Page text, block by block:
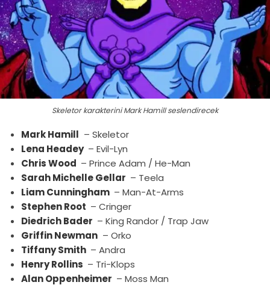
Skeletor karakterini Mark Hamill seslendirecek
Mark Hamill – Skeletor
Lena Headey – Evil-Lyn
Chris Wood – Prince Adam / He-Man
Sarah Michelle Gellar – Teela
Liam Cunningham – Man-At-Arms
Stephen Root – Cringer
Diedrich Bader – King Randor / Trap Jaw
Griffin Newman – Orko
Tiffany Smith – Andra
Henry Rollins – Tri-Klops
Alan Oppenheimer – Moss Man